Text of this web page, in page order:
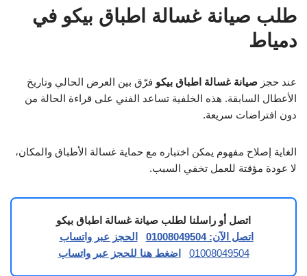
طلب صيانة غسالة اطباق بيكو في
دمياط
عند حجز صيانة غسالة اطباق بيكو فرّق بين العرض الحالي وتاريخ
الأعطال السابقة. هذه الخلفية تساعد الفني على قراءة الحالة من
دون افتراضات سريعة.
الغاية إصلاح مفهوم يمكن اختباره مع حماية غسالة الأطباق والمكان،
لا عودة مؤقتة للعمل تخفي السبب.
اتصل أو راسلنا لطلب صيانة غسالة اطباق بيكو
اتصل الآن: 01008049504
الحجز عبر واتساب
01008049504
اضغط هنا للحجز عبر واتساب